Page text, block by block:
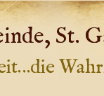
St.